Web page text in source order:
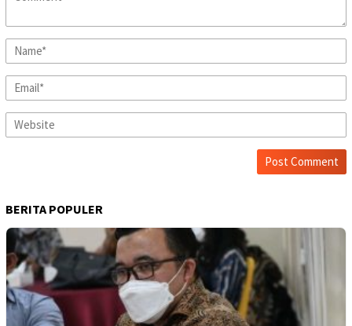
BERITA POPULER